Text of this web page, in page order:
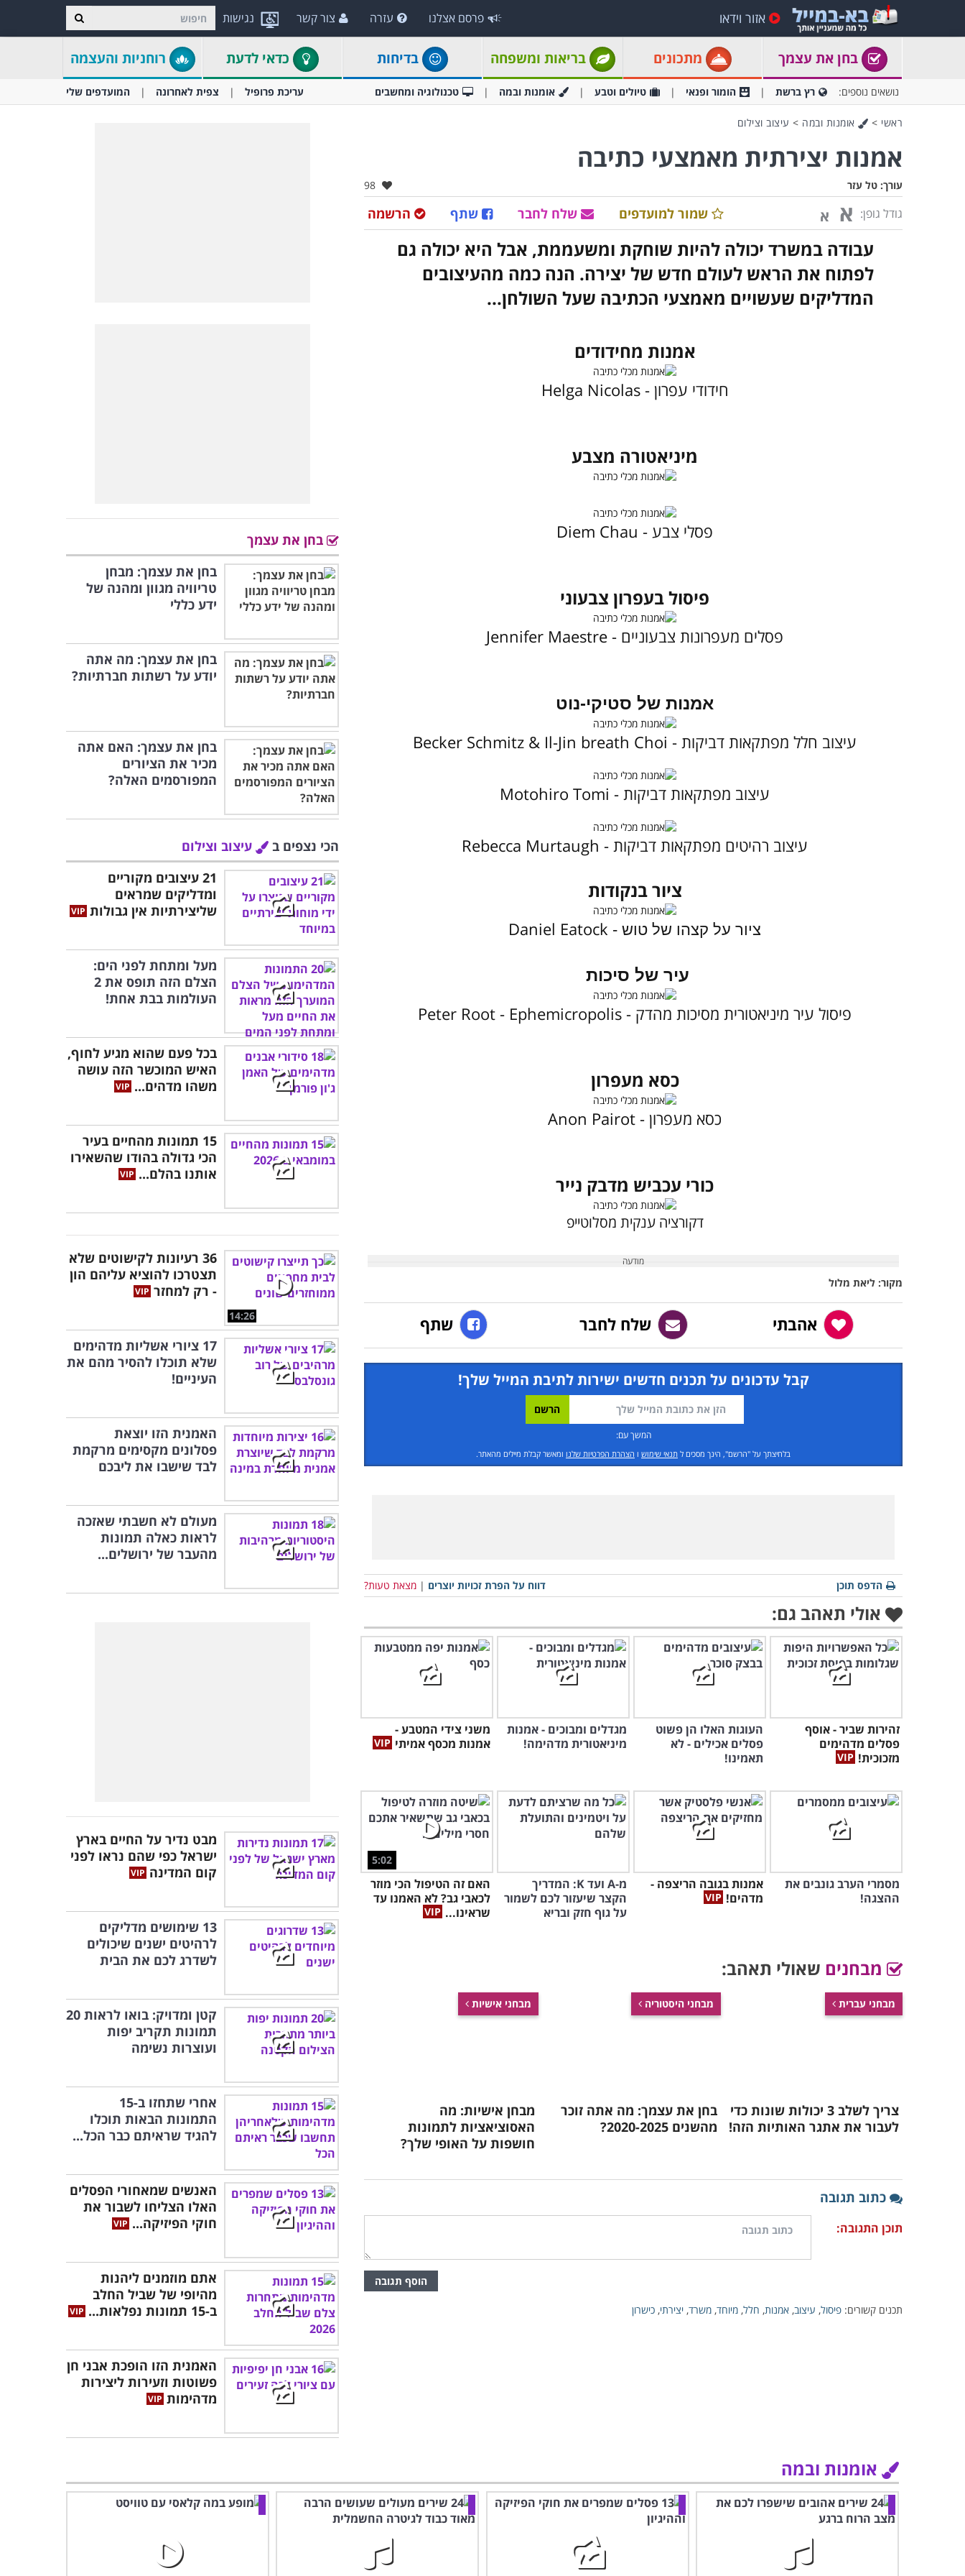
נגישות אזור וידאו פרסם אצלנו עזרה צור קשר
בחן את עצמך מתכונים בריאות ומשפחה בדיחות כדאי לדעת רוחניות והעצמה
נושאים נוספים: רץ ברשת הומור ופנאי טיולים וטבע אומנות ובמה טכנולוגיה ומחשבים עריכת פרופיל צפית לאחרונה המועדפים שלי
ראשי > אומנות ובמה > עיצוב וצילום
אמנות יצירתית מאמצעי כתיבה
עורך: טל עזר אהבו:
98
גודל גופן: א א הרשמה שתף שלח לחבר שמור למועדפים
עבודה במשרד יכולה להיות שוחקת ומשעממת, אבל היא יכולה גם
לפתוח את הראש לעולם חדש של יצירה. הנה כמה מהעיצובים
המדליקים שעשויים מאמצעי הכתיבה שעל השולחן...
אמנות מחידודים
חידודי עפרון -Helga Nicolas
מיניאטורה מצבע
פסלי צבע - Diem Chau
פיסול בעפרון צבעוני
פסלים מעפרונות צבעוניים - Jennifer Maestre
אמנות של סטיקי-נוט
עיצוב חלל מפתקאות דביקות - Becker Schmitz & Il-Jin breath Choi
עיצוב מפתקאות דביקות - Motohiro Tomi
עיצוב רהיטים מפתקאות דביקות - Rebecca Murtaugh
ציור בנקודות
ציור על קצהו של טוש - Daniel Eatock
עיר של סיכות
פיסול עיר מיניאטורית מסיכות מהדק -
כסא מעפרון
כסא מעפרון - Anon Pairot
כורי עכביש מדבק נייר
דקורציה ענקית מסלוטייפ
מקור: ליאת מלול
אהבתי שלח לחבר שתף
קבל עדכונים על תכנים חדשים ישירות לתיבת המייל שלך!
המשך עם:
בלחיצתך על "הרשם", הינך מסכים ל תנאי שימוש ו הצהרת הפרטיות שלנו ומאשר קבלת מיילים מהאתר.
דווח על הפרת זכויות יוצרים | מצאת טעות? הדפס תוכן
אולי תאהב גם:
זהירות שביר - אוסף
פסלים מדהימים
מזכוכית!
העוגות האלו הן פשוט
פסלים אכילים - לא
תאמינו!
מגדלים ומבוכים - אמנות
מיניאטורית מדהימה!
משני צידי המטבע -
אמנות מכסף אמיתי
מסמרי הערב גונבים את
ההצגה!
אמנות בגובה הריצפה -
מדהים!
מ-A ועד K: המדריך
הקצר שיעזור לכם לשמור
על גוף חזק ובריא
5:02
האם זה הטיפול הכי מוזר
לכאבי גב? לא האמנו עד
שראינו...
מבחנים שאולי תאהב:
מבחני עברית
צריך לשלב 3 יכולות שונות כדי
לעבור את אתגר האותיות הזה!
מבחני היסטוריה
בחן את עצמך: מה אתה זוכר
מהשנים 2020-2025?
מבחני אישיות
מבחן אישיות: מה
האסוציאציות לתמונות
חושפות על האופי שלך?
כתוב תגובה
תוכן התגובה:
הוסף תגובה
תכנים קשורים: פיסול, עיצוב, אמנות, חלל, מיוחד, משרד, יצירתי, כישרון
בחן את עצמך
בחן את עצמך: מבחן
טריוויה מגוון ומהנה של
ידע כללי
בחן את עצמך: מה אתה
יודע על רשתות חברתיות?
בחן את עצמך: האם אתה
מכיר את הציורים
המפורסמים האלה?
הכי נצפים ב
עיצוב וצילום
21 עיצובים מקוריים
ומדליקים שמראים
שליצירתיות אין גבולות
מעל ומתחת לפני הים:
הצלם הזה תופס את 2
העולמות בבת אחת!
בכל פעם שהוא מגיע לחוף,
האיש המוכשר הזה עושה
משהו מדהים...
15 תמונות מהחיים בעיר
הכי גדולה בהודו שהשאירו
אותנו בהלם...
14:26
36 רעיונות לקישוטים שלא
תצטרכו להוציא עליהם הון
- רק למחזר
17 ציורי אשליות מדהימים
שלא תוכלו להסיר מהם את
העיניים!
האמנית הזו יוצאת
פסלונים מקסימים מרקמת
לבד שישבו את ליבכם
מעולם לא חשבתי שאזכה
לראות כאלה תמונות
מהעבר של ירושלים...
מבט נדיר על החיים בארץ
ישראל כפי שהם נראו לפני
קום המדינה
13 שימושים מדליקים
לרהיטים ישנים שיכולים
לשדרג לכם את הבית
קטן ומדויק: בואו לראות 20
תמונות תקריב יפות
ועוצרות נשימה
אחרי שתחזו ב-15
התמונות הבאות תוכלו
להגיד שראיתם כבר הכל...
האנשים שמאחורי הפסלים
האלו הצליחו לשבור את
חוקי הפיזיקה...
אתם מוזמנים ליהנות
מהיופי של שביל החלב
ב-15 תמונות נפלאות...
האמנית הזו הופכת אבני חן
פשוטות וזעירות ליצירות
מדהימות
אומנות ובמה